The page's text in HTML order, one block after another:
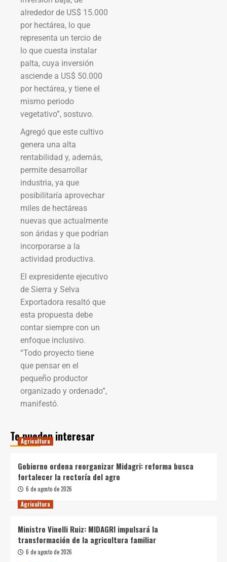
alrededor de US$ 15.000
por hectárea, lo que
representa un tercio de
lo que cuesta instalar
palta, cuya inversión
asciende a US$ 50.000
por hectárea, y tiene el
mismo periodo
vegetativo”, sostuvo.
Agregó que este cultivo
genera una alta
rentabilidad y, además,
permite desarrollar
industria, ya que
posibilitaría aprovechar
miles de hectáreas
nuevas que actualmente
son áridas y que podrían
incorporarse a la
actividad productiva.
El expresidente ejecutivo
de Sierra y Selva
Exportadora resaltó que
esta propuesta debe
contar siempre con un
enfoque inclusivo.
“Todo proyecto tiene
que pensar en el
pequeño productor
organizado y ordenado”,
manifestó.
Te pueden interesar
Agricultura
Gobierno ordena reorganizar Midagri: reforma busca
fortalecer la rectoría del agro
6 de agosto de 2026
Agricultura
Ministro Vinelli Ruiz: MIDAGRI impulsará la
transformación de la agricultura familiar
6 de agosto de 2026